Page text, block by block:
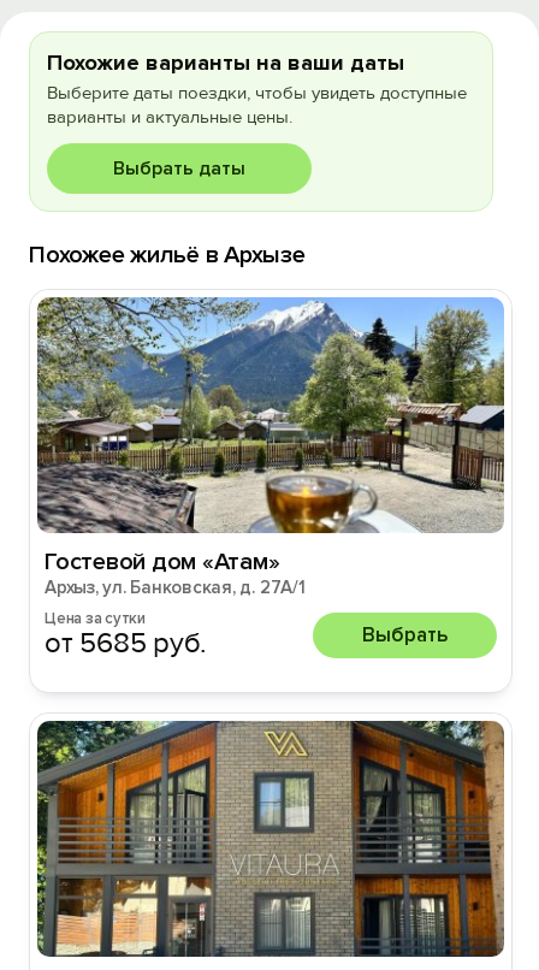
Похожие варианты на ваши даты
Выберите даты поездки, чтобы увидеть доступные
варианты и актуальные цены.
Выбрать даты
Похожее жильё в Архызе
Гостевой дом «Атам»
Архыз, ул. Банковская, д. 27А/1
Цена за сутки
от 5685 руб. Выбрать